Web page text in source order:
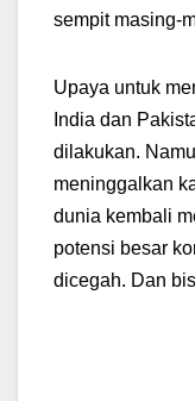
sempit masing-
Upaya untuk
India dan
dilakukan.
meninggalkan
dunia kembali
potensi besar
dicegah. Dan